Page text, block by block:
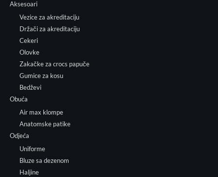
Aksesoari
Vezice za akreditaciju
Držači za akreditaciju
Cekeri
Olovke
Zakačke za crocs papuče
Gumice za kosu
Bedževi
Obuća
Air max klompe
Anatomske patike
Odjeća
Uniforme
Bluze sa dezenom
Haljine